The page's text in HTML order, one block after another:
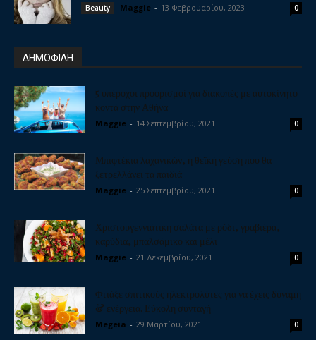
Beauty Maggie - 13 Φεβρουαρίου, 2023 0
ΔΗΜΟΦΙΛΗ
5 υπέροχοι προορισμοί για διακοπές με αυτοκίνητο
κοντά στην Αθήνα
Maggie - 14 Σεπτεμβρίου, 2021 0
Μπιφτέκια λαχανικών, η θεϊκή γεύση που θα
ξετρελλάνει τα παιδιά
Maggie - 25 Σεπτεμβρίου, 2021 0
Χριστουγεννιάτικη σαλάτα με ρόδι, γραβιέρα,
καρύδια, μπαλσάμικο και μέλι
Maggie - 21 Δεκεμβρίου, 2021 0
Φτιάξε σπιτικούς ηλεκτρολύτες για να έχεις δύναμη
& ενέργεια. Εύκολη συνταγή
Megeia - 29 Μαρτίου, 2021 0